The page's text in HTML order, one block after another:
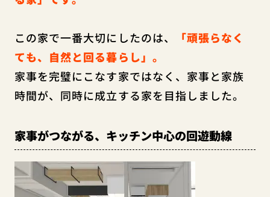
この家で一番大切にしたのは、
「頑張らなく
ても、自然と回る暮らし」。
家事を完璧にこなす家ではなく、 家事と家族
時間が、同時に成立する家を目指しました。
家事がつながる、キッチン中心の回遊動線